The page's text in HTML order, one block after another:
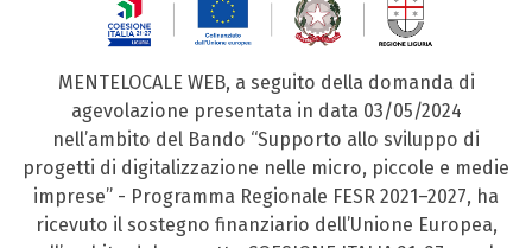
MENTELOCALE WEB, a seguito della domanda di
agevolazione presentata in data 03/05/2024
nell’ambito del Bando “Supporto allo sviluppo di
progetti di digitalizzazione nelle micro, piccole e medie
imprese” - Programma Regionale FESR 2021–2027, ha
ricevuto il sostegno finanziario dell’Unione Europea,